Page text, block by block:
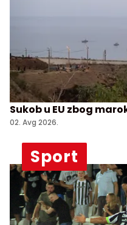
Sukob u EU zbog
02. Avg 2026.
Sport